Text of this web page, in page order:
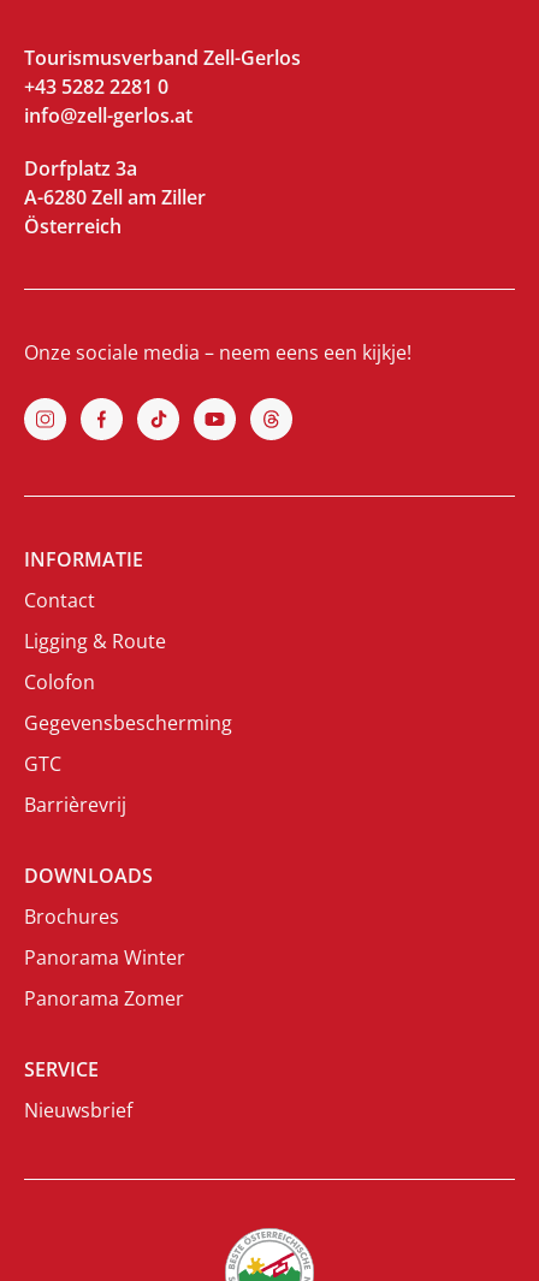
Tourismusverband Zell-Gerlos
+43 5282 2281 0
info@zell-gerlos.at
Dorfplatz 3a
A-6280 Zell am Ziller
Österreich
Onze sociale media – neem eens een kijkje!
INFORMATIE
Contact
Ligging & Route
Colofon
Gegevensbescherming
GTC
Barrièrevrij
DOWNLOADS
Brochures
Panorama Winter
Panorama Zomer
SERVICE
Nieuwsbrief